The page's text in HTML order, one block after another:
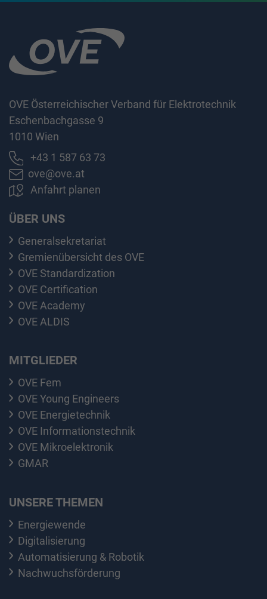
OVE Österreichischer Verband für Elektrotechnik
Eschenbachgasse 9
1010 Wien
+43 1 587 63 73
ove@ove.at
Anfahrt planen
ÜBER UNS
Generalsekretariat
Gremienübersicht des OVE
OVE Standardization
OVE Certification
OVE Academy
OVE ALDIS
MITGLIEDER
OVE Fem
OVE Young Engineers
OVE Energietechnik
OVE Informationstechnik
OVE Mikroelektronik
GMAR
UNSERE THEMEN
Energiewende
Digitalisierung
Automatisierung & Robotik
Nachwuchsförderung